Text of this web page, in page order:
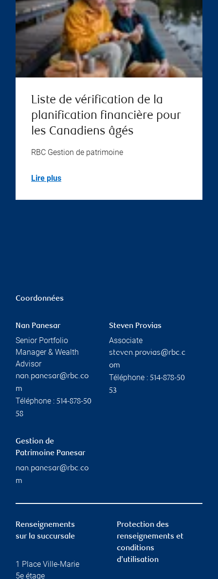
Liste de vérification de la
planification financière pour
les Canadiens âgés
RBC Gestion de patrimoine
Lire plus
Coordonnées
Nan Panesar
Senior Portfolio
Manager & Wealth
Advisor
nan.panesar@rbc.co
m
Téléphone : 514-878-50
58
Steven Provias
Associate
steven.provias@rbc.c
om
Téléphone : 514-878-50
53
Gestion de
Patrimoine Panesar
nan.panesar@rbc.co
m
Renseignements
sur la succursale
1 Place Ville-Marie
5e étage
Protection des
renseignements et
conditions
d’utilisation